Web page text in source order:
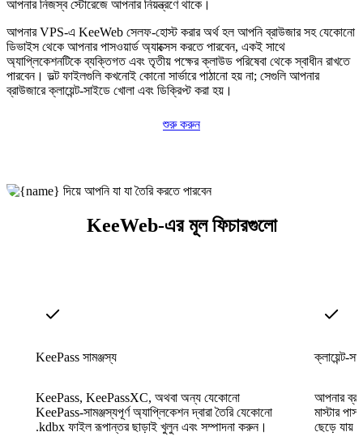
আপনার নিজস্ব স্টোরেজে আপনার নিয়ন্ত্রণে থাকে।
আপনার VPS-এ KeeWeb সেলফ-হোস্ট করার অর্থ হল আপনি ব্রাউজার সহ যেকোনো
ডিভাইস থেকে আপনার পাসওয়ার্ড অ্যাক্সেস করতে পারবেন, একই সাথে
অ্যাপ্লিকেশনটিকে ব্যক্তিগত এবং তৃতীয় পক্ষের ক্লাউড পরিষেবা থেকে স্বাধীন রাখতে
পারবেন। ভল্ট ফাইলগুলি কখনোই কোনো সার্ভারে পাঠানো হয় না; সেগুলি আপনার
ব্রাউজারে ক্লায়েন্ট-সাইডে খোলা এবং ডিক্রিপ্ট করা হয়।
শুরু করুন
KeeWeb-এর মূল ফিচারগুলো
KeePass সামঞ্জস্য
KeePass, KeePassXC, অথবা অন্য যেকোনো
KeePass-সামঞ্জস্যপূর্ণ অ্যাপ্লিকেশন দ্বারা তৈরি যেকোনো
.kdbx ফাইল রূপান্তর ছাড়াই খুলুন এবং সম্পাদনা করুন।
ক্লায়েন্ট-
আপনার
মাস্টার
ছেড়ে যায়